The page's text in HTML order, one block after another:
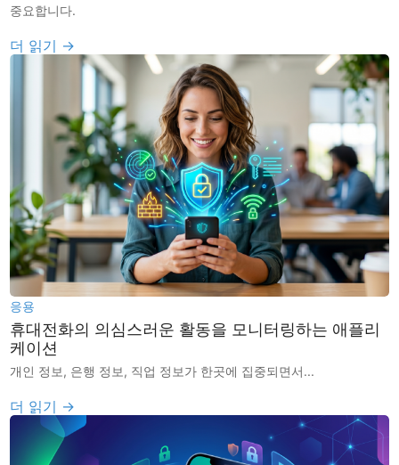
중요합니다.
더 읽기 →
응용
휴대전화의 의심스러운 활동을 모니터링하는 애플리
케이션
개인 정보, 은행 정보, 직업 정보가 한곳에 집중되면서...
더 읽기 →